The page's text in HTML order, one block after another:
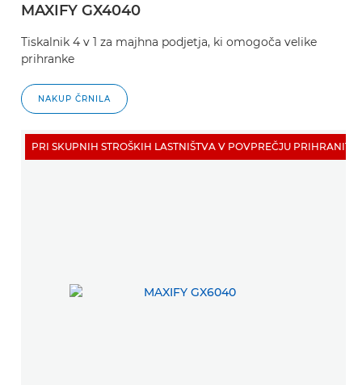
MAXIFY GX4040
Tiskalnik 4 v 1 za majhna podjetja, ki omogoča velike
prihranke
NAKUP ČRNILA
PRI SKUPNIH STROŠKIH LASTNIŠTVA V POVPREČJU PRIHRANITE